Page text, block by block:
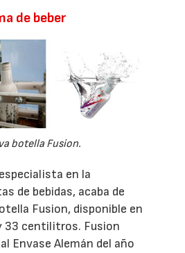
de beber
botella Fusion.
en la
de bebidas, acaba de
Fusion, disponible en
33 centilitros. Fusion
Envase Alemán del año